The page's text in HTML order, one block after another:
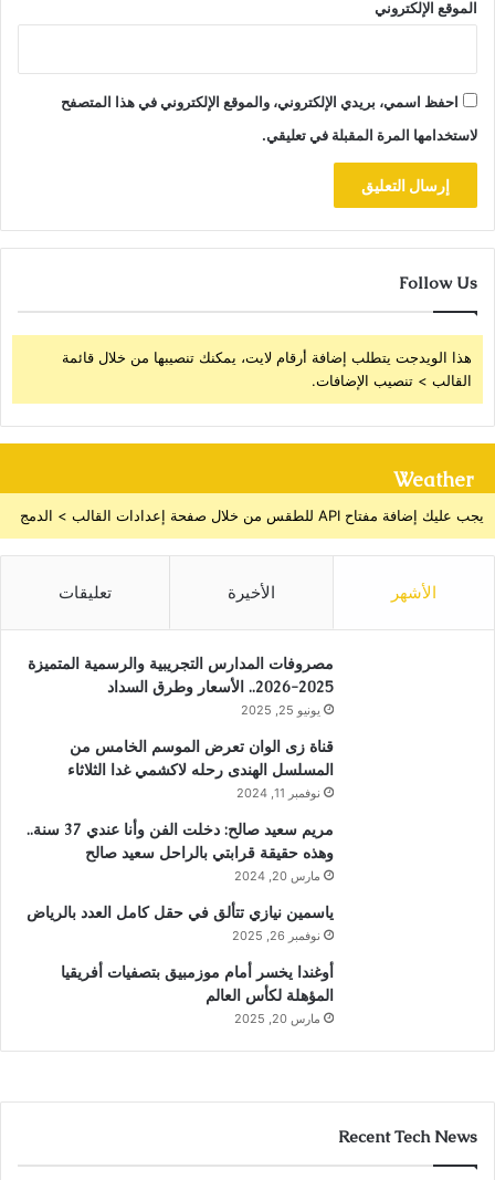
الموقع الإلكتروني
احفظ اسمي، بريدي الإلكتروني، والموقع الإلكتروني في هذا المتصفح
لاستخدامها المرة المقبلة في تعليقي.
Follow Us
هذا الويدجت يتطلب إضافة أرقام لايت، يمكنك تنصيبها من خلال قائمة
القالب > تنصيب الإضافات.
Weather
يجب عليك إضافة مفتاح API للطقس من خلال صفحة إعدادات القالب > الدمج
الأشهر الأخيرة تعليقات
مصروفات المدارس التجريبية والرسمية المتميزة
2025-2026.. الأسعار وطرق السداد
يونيو 25, 2025
قناة زى الوان تعرض الموسم الخامس من
المسلسل الهندى رحله لاكشمي غدا الثلاثاء
نوفمبر 11, 2024
مريم سعيد صالح: دخلت الفن وأنا عندي 37 سنة..
وهذه حقيقة قرابتي بالراحل سعيد صالح
مارس 20, 2024
ياسمين نيازي تتألق في حقل كامل العدد بالرياض
نوفمبر 26, 2025
أوغندا يخسر أمام موزمبيق بتصفيات أفريقيا
المؤهلة لكأس العالم
مارس 20, 2025
Recent Tech News